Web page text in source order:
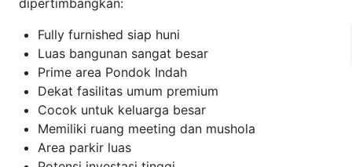
Fully furnished siap huni
Luas bangunan sangat besar
Prime area Pondok Indah
Dekat fasilitas umum premium
Cocok untuk keluarga besar
Memiliki ruang meeting dan mushola
Area parkir luas